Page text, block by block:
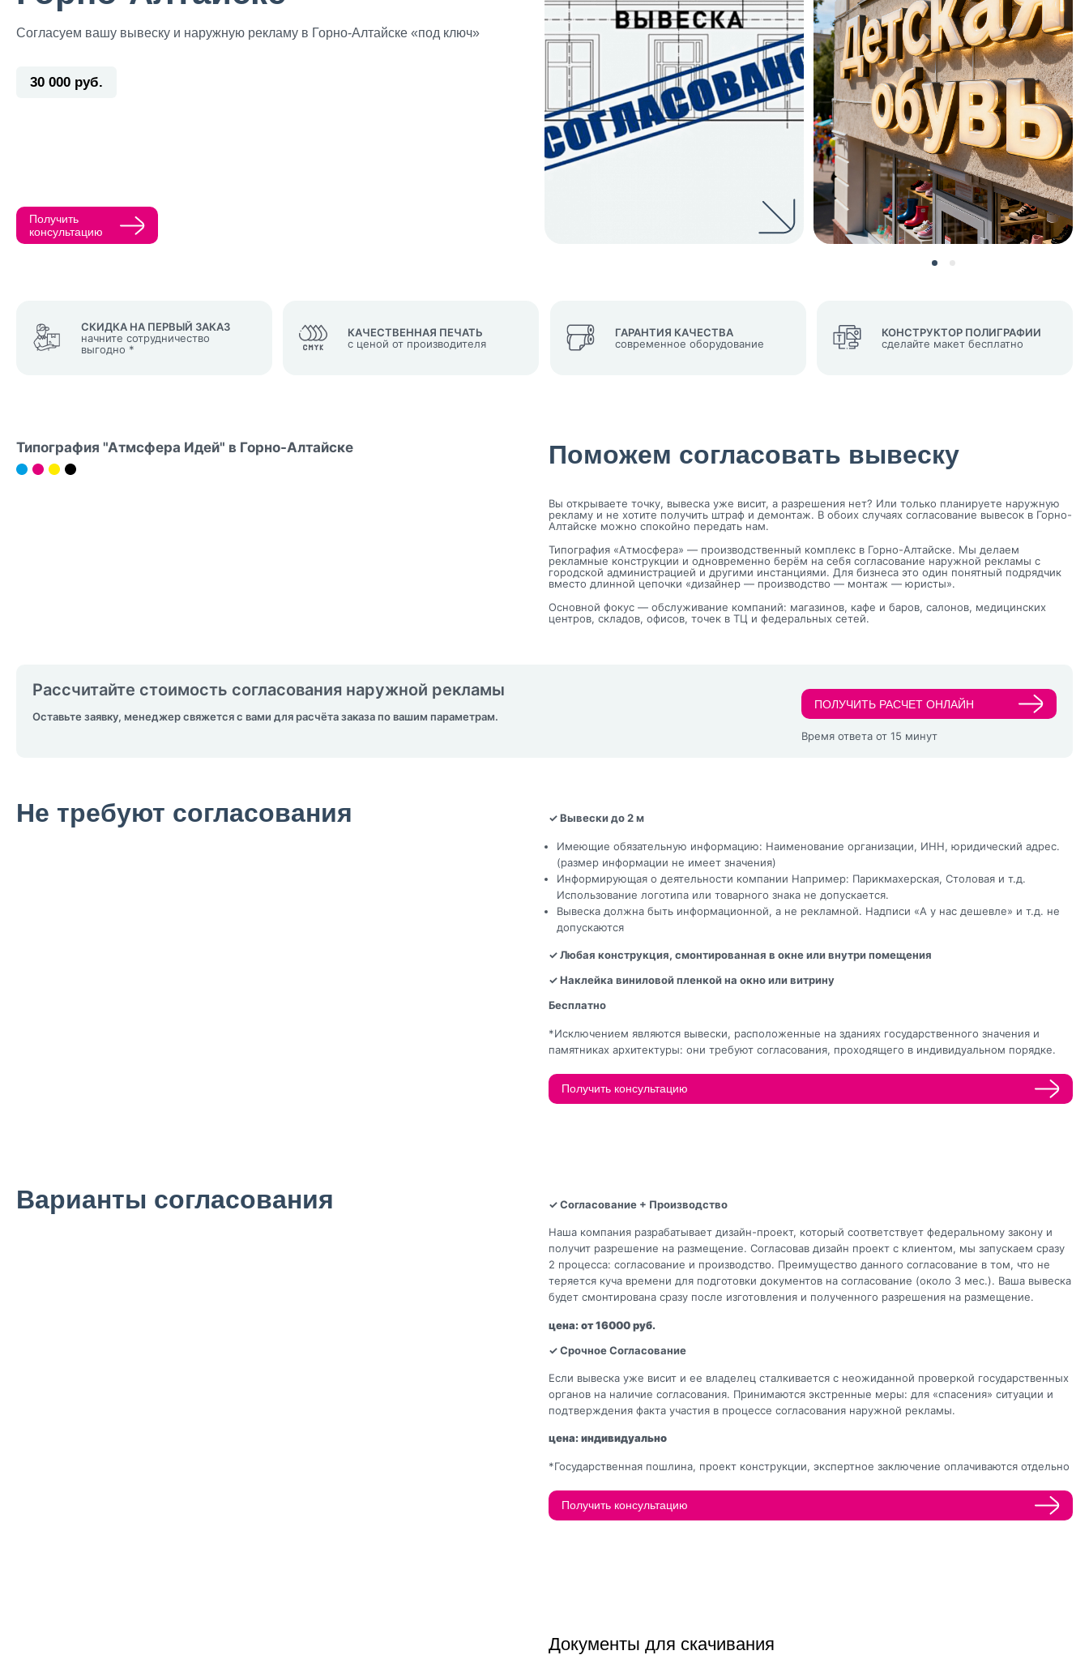
Согласуем вашу вывеску и наружную рекламу в Горно-Алтайске «под ключ»
30 000 руб.
Получить
консультацию
СКИДКА НА ПЕРВЫЙ ЗАКАЗ
начните сотрудничество
выгодно *
КАЧЕСТВЕННАЯ ПЕЧАТЬ
с ценой от производителя
ГАРАНТИЯ КАЧЕСТВА
современное оборудование
КОНСТРУКТОР ПОЛИГРАФИИ
сделайте макет бесплатно
Типография "Атмсфера Идей" в Горно-Алтайске Поможем согласовать вывеску
Вы открываете точку, вывеска уже висит, а разрешения нет? Или только планируете наружную
рекламу и не хотите получить штраф и демонтаж. В обоих случаях согласование вывесок в Горно-
Алтайске можно спокойно передать нам.
Типография «Атмосфера» — производственный комплекс в Горно-Алтайске. Мы делаем
рекламные конструкции и одновременно берём на себя согласование наружной рекламы с
городской администрацией и другими инстанциями. Для бизнеса это один понятный подрядчик
вместо длинной цепочки «дизайнер — производство — монтаж — юристы».
Основной фокус — обслуживание компаний: магазинов, кафе и баров, салонов, медицинских
центров, складов, офисов, точек в ТЦ и федеральных сетей.
Рассчитайте стоимость согласования наружной рекламы
Оставьте заявку, менеджер свяжется с вами для расчёта заказа по вашим параметрам.
ПОЛУЧИТЬ РАСЧЕТ ОНЛАЙН
Время ответа от 15 минут
Не требуют согласования ✓ Вывески до 2 м
Имеющие обязательную информацию: Наименование организации, ИНН, юридический адрес.
(размер информации не имеет значения)
Информирующая о деятельности компании Например: Парикмахерская, Столовая и т.д.
Использование логотипа или товарного знака не допускается.
Вывеска должна быть информационной, а не рекламной. Надписи «А у нас дешевле» и т.д. не
допускаются
✓ Любая конструкция, смонтированная в окне или внутри помещения
✓ Наклейка виниловой пленкой на окно или витрину
Бесплатно
*Исключением являются вывески, расположенные на зданиях государственного значения и
памятниках архитектуры: они требуют согласования, проходящего в индивидуальном порядке.
Получить консультацию
Варианты согласования ✓ Согласование + Производство
Наша компания разрабатывает дизайн-проект, который соответствует федеральному закону и
получит разрешение на размещение. Согласовав дизайн проект с клиентом, мы запускаем сразу
2 процесса: согласование и производство. Преимущество данного согласование в том, что не
теряется куча времени для подготовки документов на согласование (около 3 мес.). Ваша вывеска
будет смонтирована сразу после изготовления и полученного разрешения на размещение.
цена: от 16000 руб.
✓ Срочное Согласование
Если вывеска уже висит и ее владелец сталкивается с неожиданной проверкой государственных
органов на наличие согласования. Принимаются экстренные меры: для «спасения» ситуации и
подтверждения факта участия в процессе согласования наружной рекламы.
цена: индивидуально
*Государственная пошлина, проект конструкции, экспертное заключение оплачиваются отдельно
Получить консультацию
Документы для скачивания
обработку персональных данных и согласие с